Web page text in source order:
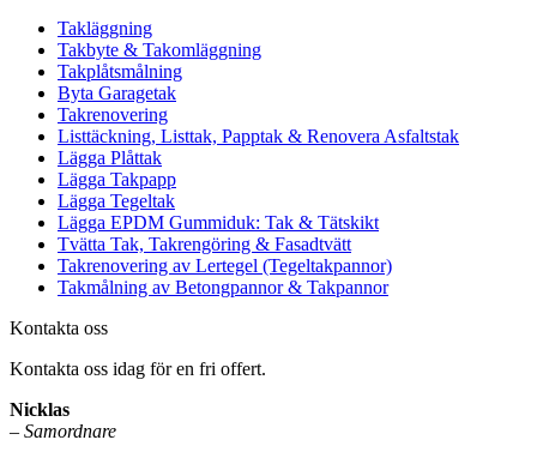
Takläggning
Takbyte & Takomläggning
Takplåtsmålning
Byta Garagetak
Takrenovering
Listtäckning, Listtak, Papptak & Renovera Asfaltstak
Lägga Plåttak
Lägga Takpapp
Lägga Tegeltak
Lägga EPDM Gummiduk: Tak & Tätskikt
Tvätta Tak, Takrengöring & Fasadtvätt
Takrenovering av Lertegel (Tegeltakpannor)
Takmålning av Betongpannor & Takpannor
Kontakta oss
Kontakta oss idag för en fri offert.
Nicklas
– Samordnare